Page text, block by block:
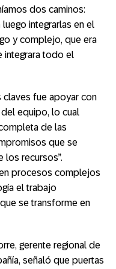
dos caminos:
integrarlas en el
y complejo, que era
integrara todo el
claves fue apoyar con
equipo, lo cual
de las
que se
los recursos”.
procesos complejos
el trabajo
se transforme en
gerente regional de
señaló que puertas